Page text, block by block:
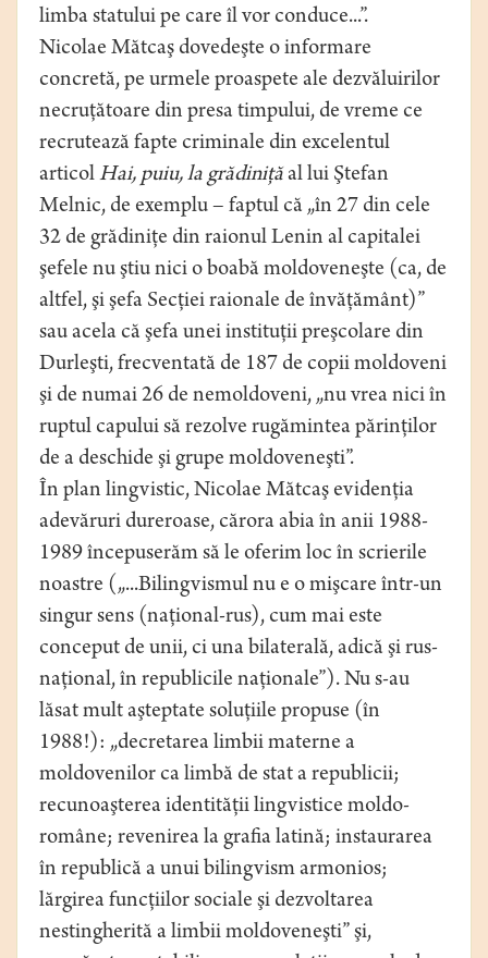
limba statului pe care îl vor conduce...”.
Nicolae Mătcaş dovedeşte o informare
concretă, pe urmele proaspete ale dezvăluirilor
necruţătoare din presa timpului, de vreme ce
recrutează fapte criminale din excelentul
articolHai, puiu, la grădiniţăal lui Ştefan
Melnic, de exemplu – faptul că „în 27 din cele
32 de grădiniţe din raionul Lenin al capitalei
şefele nu ştiu nici o boabă moldoveneşte (ca, de
altfel, şi şefa Secţiei raionale de învăţământ)”
sau acela că şefa unei instituţii preşcolare din
Durleşti, frecventată de 187 de copii moldoveni
şi de numai 26 de nemoldoveni, „nu vrea nici în
ruptul capului să rezolve rugămintea părinţilor
de a deschide şi grupe moldoveneşti”.
În plan lingvistic, Nicolae Mătcaş evidenţia
adevăruri dureroase, cărora abia în anii 1988-
1989 începuserăm să le oferim loc în scrierile
noastre („...Bilingvismul nu e o mişcare într-un
singur sens (naţional-rus), cum mai este
conceput de unii, ci una bilaterală, adică şi rus-
naţional, în republicile naţionale”). Nu s-au
lăsat mult aşteptate soluţiile propuse (în
1988!): „decretarea limbii materne a
moldovenilor ca limbă de stat a republicii;
recunoaşterea identităţii lingvistice moldo-
române; revenirea la grafia latină; instaurarea
în republică a unui bilingvism armonios;
lărgirea funcţiilor sociale şi dezvoltarea
nestingherită a limbii moldoveneşti” şi,